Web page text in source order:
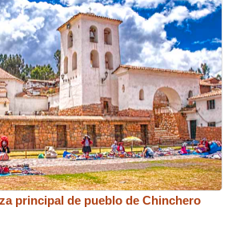
principal de pueblo de Chinchero